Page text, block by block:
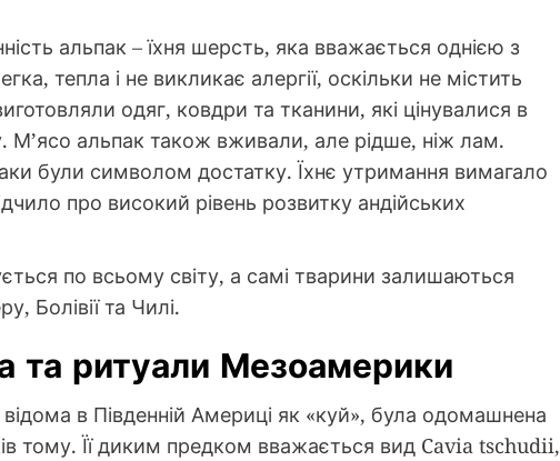
альпак – їхня шерсть, яка вважається однією з
тепла і не викликає алергії, оскільки не містить
одяг, ковдри та тканини, які цінувалися в
М’ясо альпак також вживали, але рідше, ніж лам.
були символом достатку. Їхнє утримання вимагало
про високий рівень розвитку андійських
по всьому світу, а самі тварини залишаються
Болівії та Чилі.
та ритуали Мезоамерики
в Південній Америці як «куй», була одомашнена
тому. Її диким предком вважається вид Cavia tschudii,